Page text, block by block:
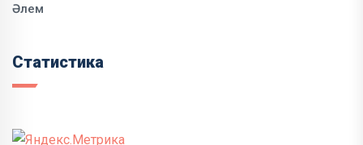
Әлем
Статистика